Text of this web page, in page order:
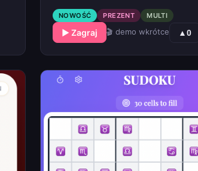
NOWOŚĆ PREZENT MULTI
▶ Zagraj 🎬 demo wkrótce ▲0